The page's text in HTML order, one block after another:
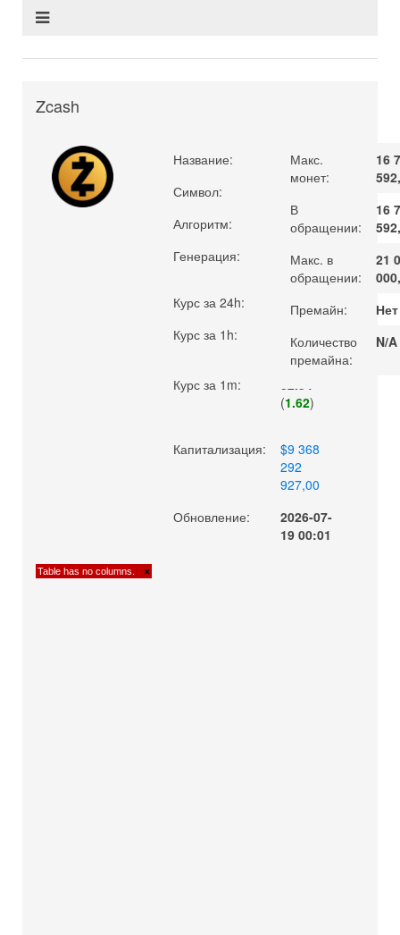
Zcash
Название:
Zcash
Символ:
Алгоритм:
Equihash
Генерация:
POW
Курс за 24h:
32.02
Курс за 1h:
32.55
1.66 )
Курс за 1m:
32.54
(1.62)
Капитализация:
$9 368
292
927,00
Обновление:
2026-07-
19 00:01
Макс.
монет:
16
В
обращении:
16
Макс. в
обращении:
21
Премайн:
Нет
Количество
премайна:
N/A
Table has no columns. ×